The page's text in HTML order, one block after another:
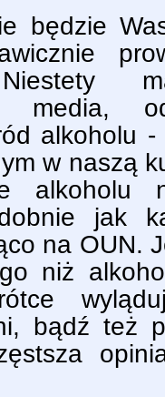
będzie
media,
alkoholu
w naszą
alkoholu
jak
na OUN.
niż
bądź też